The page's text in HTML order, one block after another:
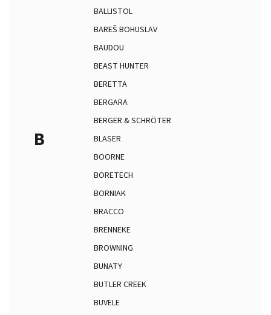
B
BALLISTOL
BAREŠ BOHUSLAV
BAUDOU
BEAST HUNTER
BERETTA
BERGARA
BERGER & SCHRÖTER
BLASER
BOORNE
BORETECH
BORNIAK
BRACCO
BRENNEKE
BROWNING
BUNATY
BUTLER CREEK
BUVELE